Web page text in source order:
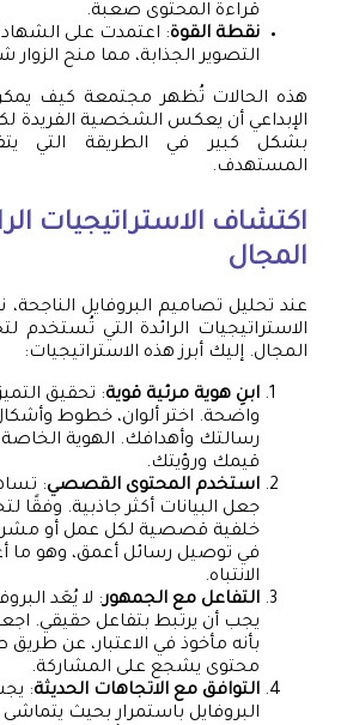
قراءة المحتوى صعبة.
نقطة القوة: اعتمدت على
التصوير الجذابة، مما منح الزوار
هذه الحالات تُظهر مجتمعة كيف
الإبداعي أن يعكس الشخصية الفريدة
بشكل كبير في الطريقة التي
المستهدف.
اكتشاف الاستراتيجيات
المجال
عند تحليل تصاميم البروفايل
الاستراتيجيات الرائدة التي تُستخدم
المجال. إليك أبرز هذه الاستراتيجيات:
ابنِ هوية مرئية قوية: تحقيق
واضحة. اختر ألوان، خطوط
رسالتك وأهدافك. الهوية
قيمك ورؤيتك.
استخدم المحتوى القصصي:
جعل البيانات أكثر جاذبية. وفقًا
خلفية قصصية لكل عمل أو
في توصيل رسائل أعمق، وهو ما
الانتباه.
التفاعل مع الجمهور: لا يُعَد
يجب أن يرتبط بتفاعل حقيقي.
بأنه مأخوذ في الاعتبار، عن طريق
محتوى يشجع على المشاركة.
التوافق مع الاتجاهات الحديثة:
البروفايل باستمرار بحيث